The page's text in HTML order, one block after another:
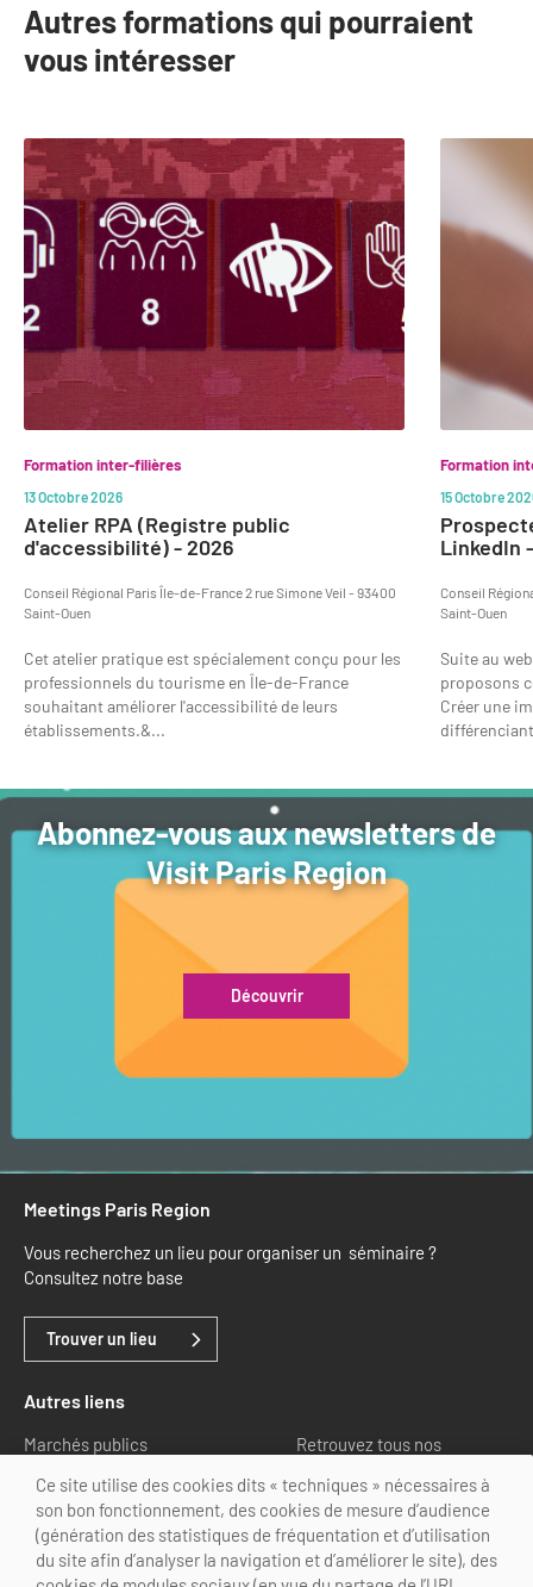
Autres formations qui pourraient
vous intéresser
slide
to
2
of
15
Formation inter-filières
13 Octobre 2026
Atelier RPA (Registre public
d'accessibilité) - 2026
Conseil Régional Paris Île-de-France 2 rue Simone Veil - 93400
Saint-Ouen
Cet atelier pratique est spécialement conçu pour les
professionnels du tourisme en Île-de-France
souhaitant améliorer l'accessibilité de leurs
établissements.&...
Formation
15 Octobre
LinkedIn
Conseil
Saint-Ouen
Suite au
proposons
Créer une
Abonnez-vous aux newsletters de
Visit Paris Region
Découvrir
Meetings Paris Region
Vous recherchez un lieu pour organiser un séminaire ?
Consultez notre base
Trouver un lieu
Autres liens
Marchés publics
Retrouvez tous nos
Nous suivre
Ce site utilise des cookies dits « techniques » nécessaires à
son bon fonctionnement, des cookies de mesure d’audience
(génération des statistiques de fréquentation et d’utilisation
du site afin d’analyser la navigation et d’améliorer le site), des